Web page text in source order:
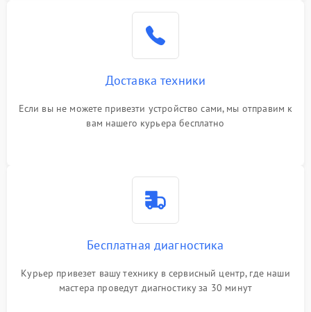
Доставка техники
Если вы не можете привезти устройство сами, мы отправим к
вам нашего курьера бесплатно
Бесплатная диагностика
Курьер привезет вашу технику в сервисный центр, где наши
мастера проведут диагностику за 30 минут